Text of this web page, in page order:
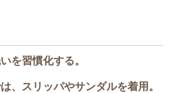
を習慣化する。
、スリッパやサンダルを着用。